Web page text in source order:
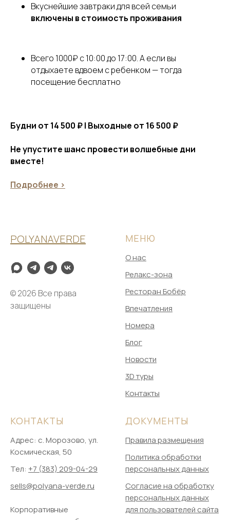
Вкуснейшие завтраки для всей семьи
включены в стоимость проживания
Всего 1000₽ с 10:00 до 17:00. А если вы
отдыхаете вдвоем с ребенком — тогда
посещение бесплатно
Будни от 14 500 ₽ | Выходные от 16 500 ₽
Не упустите шанс провести волшебные дни
вместе!
Подробнее >
POLYANAVERDE
© 2026 Все права
защищены
МЕНЮ
О нас
Релакс-зона
Ресторан Бобёр
Впечатления
Номера
Блог
Новости
3D туры
Контакты
КОНТАКТЫ
Адрес: ​с. Морозово, ул.
Космическая, 50
Тел: +7 (383) 209-04-29
sells@polyana-verde.ru
Корпоративные
ДОКУМЕНТЫ
Правила размещения
Политика обработки
персональных данных
Согласие на обработку
персональных данных
для пользователей сайта